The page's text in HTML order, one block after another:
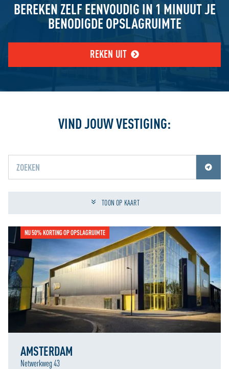
BEREKEN ZELF EENVOUDIG IN 1 MINUUT JE
BENODIGDE OPSLAGRUIMTE
REKEN UIT
VIND JOUW VESTIGING:
Schakel jouw locatiediensten in om deze functie te gebruiken.
TOON OP KAART
NU 50% KORTING OP OPSLAGRUIMTE
AMSTERDAM
Netwerkweg 43